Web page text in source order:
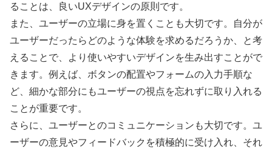
ることは、良いUXデザインの原則です。
また、ユーザーの立場に身を置くことも大切です。自分が
ユーザーだったらどのような体験を求めるだろうか、と考
えることで、より使いやすいデザインを生み出すことがで
きます。例えば、ボタンの配置やフォームの入力手順な
ど、細かな部分にもユーザーの視点を忘れずに取り入れる
ことが重要です。
さらに、ユーザーとのコミュニケーションも大切です。ユ
ーザーの意見やフィードバックを積極的に受け入れ、それ